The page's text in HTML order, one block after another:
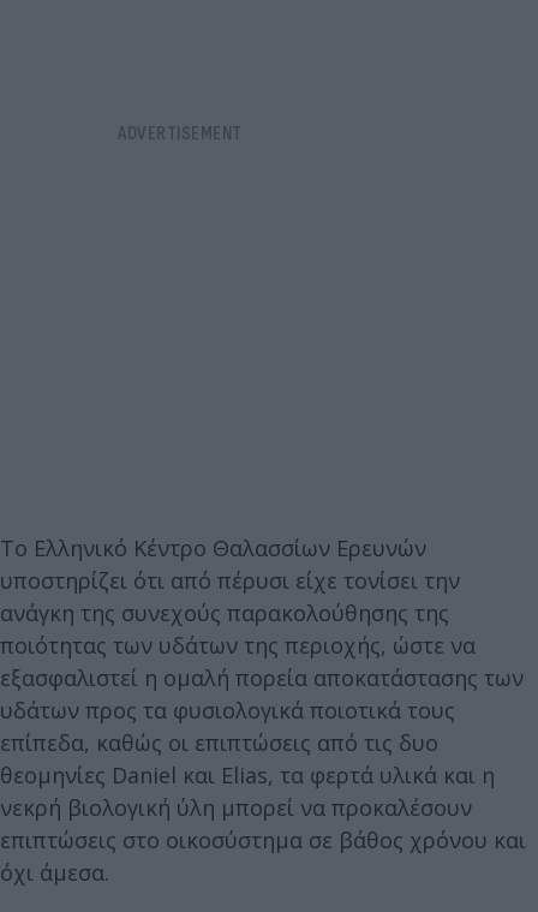
Το Ελληνικό Κέντρο Θαλασσίων Ερευνών
υποστηρίζει ότι από πέρυσι είχε τονίσει την
ανάγκη της συνεχούς παρακολούθησης της
ποιότητας των υδάτων της περιοχής, ώστε να
εξασφαλιστεί η ομαλή πορεία αποκατάστασης των
υδάτων προς τα φυσιολογικά ποιοτικά τους
επίπεδα, καθώς οι επιπτώσεις από τις δυο
θεομηνίες Daniel και Elias, τα φερτά υλικά και η
νεκρή βιολογική ύλη μπορεί να προκαλέσουν
επιπτώσεις στο οικοσύστημα σε βάθος χρόνου και
όχι άμεσα.